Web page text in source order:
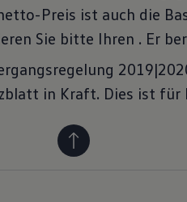
Preis ist auch die
Sie bitte Ihren . Er
in Kraft. Dies ist